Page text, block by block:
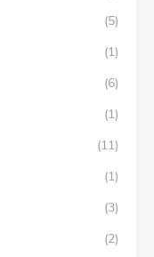
(5)
(1)
(6)
(1)
(11)
(1)
(3)
(2)